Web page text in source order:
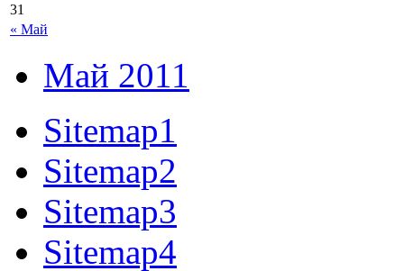
« Май
31
Май 2011
Sitemap1
Sitemap2
Sitemap3
Sitemap4